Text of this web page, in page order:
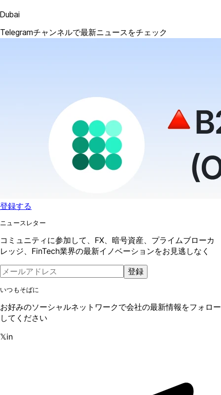
Dubai
Telegramチャンネルで最新ニュースをチェック
登録する
ニュースレター
コミュニティに参加して、FX、暗号資産、プライムブローカ
レッジ、FinTech業界の最新イノベーションをお見逃しなく
登録
いつもそばに
お好みのソーシャルネットワークで会社の最新情報をフォロー
してください
𝕏in